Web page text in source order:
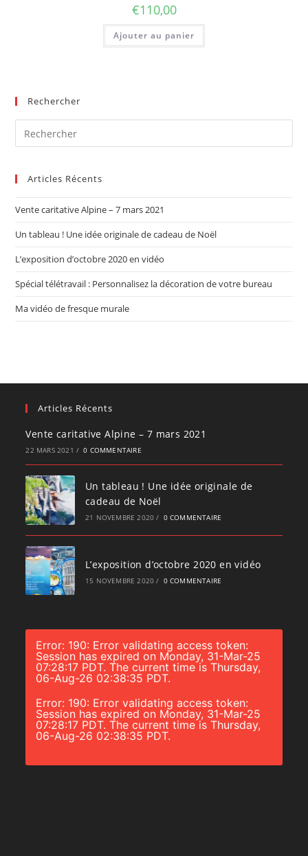
€110,00
Ajouter au panier
Rechercher
Articles Récents
Vente caritative Alpine – 7 mars 2021
Un tableau ! Une idée originale de cadeau de Noël
L’exposition d’octobre 2020 en vidéo
Spécial télétravail : Personnalisez la décoration de votre bureau
Ma vidéo de fresque murale
Articles Récents
Vente caritative Alpine – 7 mars 2021
22 MARS 2021 / 0 COMMENTAIRE
Un tableau ! Une idée originale de
cadeau de Noël
21 NOVEMBRE 2020 / 0 COMMENTAIRE
L’exposition d’octobre 2020 en vidéo
15 NOVEMBRE 2020 / 0 COMMENTAIRE
Error: 190: Error validating access token:
Session has expired on Monday, 31-Mar-25
07:28:17 PDT. The current time is Thursday,
06-Aug-26 02:38:35 PDT.
Error: 190: Error validating access token:
Session has expired on Monday, 31-Mar-25
07:28:17 PDT. The current time is Thursday,
06-Aug-26 02:38:35 PDT.